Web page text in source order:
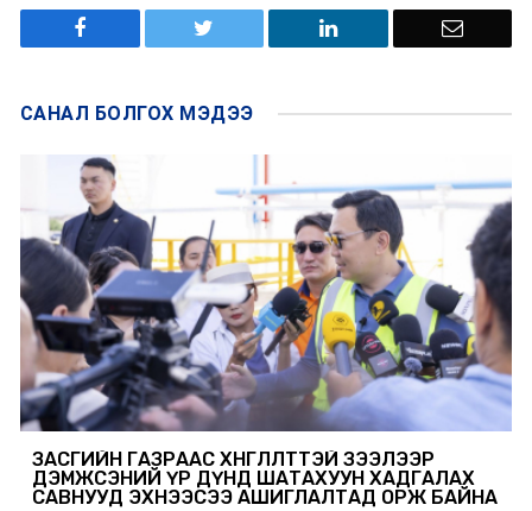
САНАЛ БОЛГОХ МЭДЭЭ
ЗАСГИЙН ГАЗРААС ХӨНГӨЛӨЛТТЭЙ ЗЭЭЛЭЭР
ДЭМЖСЭНИЙ ҮР ДҮНД ШАТАХУУН ХАДГАЛАХ
САВНУУД ЭХНЭЭСЭЭ АШИГЛАЛТАД ОРЖ БАЙНА